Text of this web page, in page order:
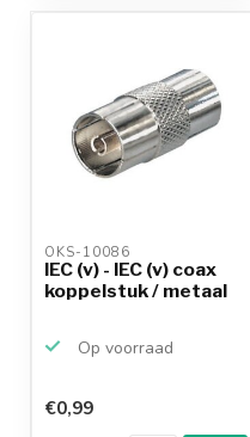
OKS-10086
IEC (v) - IEC (v) coax
koppelstuk / metaal
Op voorraad
€0,99